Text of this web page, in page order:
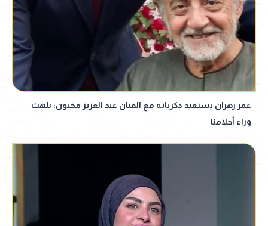
عمر زهران يستعيد ذكرياته مع الفنان عبد العزيز مخيون: نلهث
وراء أحلامنا